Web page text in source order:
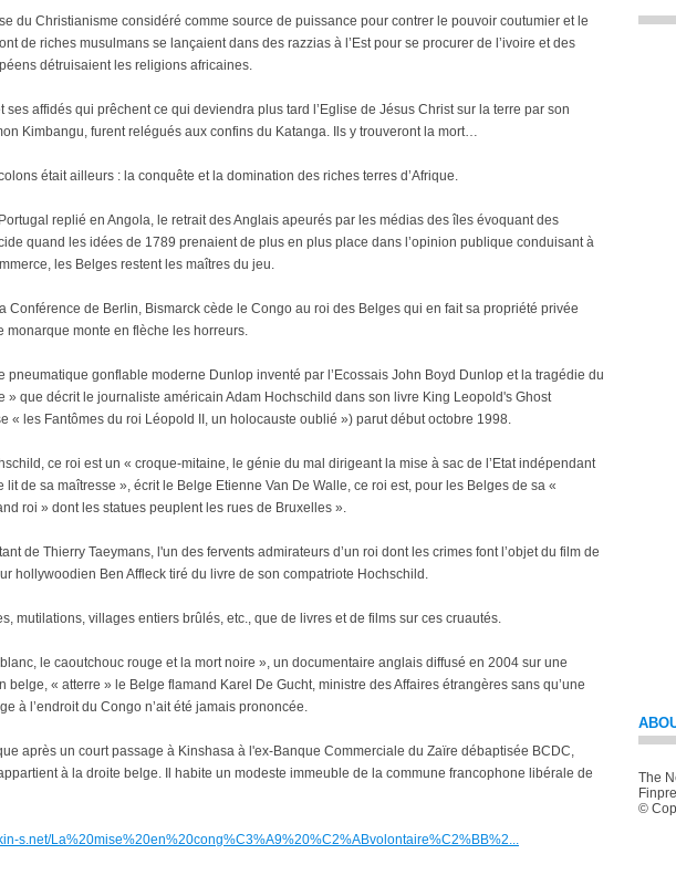
du Christianisme considéré comme source de puissance pour contrer le pouvoir coutumier et le
de riches musulmans se lançaient dans des razzias à l’Est pour se procurer de l’ivoire et des
détruisaient les religions africaines.
ses affidés qui prêchent ce qui deviendra plus tard l’Eglise de Jésus Christ sur la terre par son
Kimbangu, furent relégués aux confins du Katanga. Ils y trouveront la mort…
était ailleurs : la conquête et la domination des riches terres d’Afrique.
replié en Angola, le retrait des Anglais apeurés par les médias des îles évoquant des
quand les idées de 1789 prenaient de plus en plus place dans l’opinion publique conduisant à
les Belges restent les maîtres du jeu.
Conférence de Berlin, Bismarck cède le Congo au roi des Belges qui en fait sa propriété privée
monarque monte en flèche les horreurs.
pneumatique gonflable moderne Dunlop inventé par l’Ecossais John Boyd Dunlop et la tragédie du
» que décrit le journaliste américain Adam Hochschild dans son livre King Leopold's Ghost
« les Fantômes du roi Léopold II, un holocauste oublié ») parut début octobre 1998.
ce roi est un « croque-mitaine, le génie du mal dirigeant la mise à sac de l’Etat indépendant
lit de sa maîtresse », écrit le Belge Etienne Van De Walle, ce roi est, pour les Belges de sa «
roi » dont les statues peuplent les rues de Bruxelles ».
de Thierry Taeymans, l'un des fervents admirateurs d’un roi dont les crimes font l’objet du film de
hollywoodien Ben Affleck tiré du livre de son compatriote Hochschild.
mutilations, villages entiers brûlés, etc., que de livres et de films sur ces cruautés.
blanc, le caoutchouc rouge et la mort noire », un documentaire anglais diffusé en 2004 sur une
belge, « atterre » le Belge flamand Karel De Gucht, ministre des Affaires étrangères sans qu’une
à l’endroit du Congo n’ait été jamais prononcée.
après un court passage à Kinshasa à l'ex-Banque Commerciale du Zaïre débaptisée BCDC,
à la droite belge. Il habite un modeste immeuble de la commune francophone libérale de
s.net/La%20mise%20en%20cong%C3%A9%20%C2%ABvolontaire%C2%BB%2...
The
©